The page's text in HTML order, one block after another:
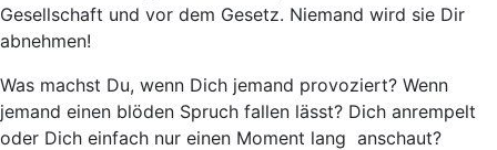
Gesellschaft und vor dem Gesetz. Niemand wird sie Dir
abnehmen!
Was machst Du, wenn Dich jemand provoziert? Wenn
jemand einen blöden Spruch fallen lässt? Dich anrempelt
oder Dich einfach nur einen Moment lang anschaut?